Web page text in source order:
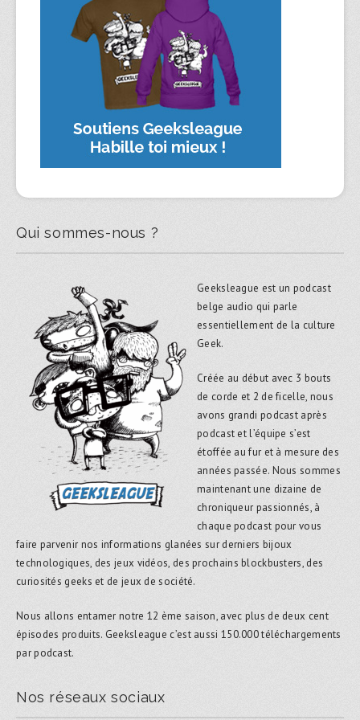
Qui sommes-nous ?
Geeksleague est un podcast
belge audio qui parle
essentiellement de la culture
Geek.
Créée au début avec 3 bouts
de corde et 2 de ficelle, nous
avons grandi podcast après
podcast et l’équipe s’est
étoffée au fur et à mesure des
années passée. Nous sommes
maintenant une dizaine de
chroniqueur passionnés, à
chaque podcast pour vous
faire parvenir nos informations glanées sur derniers bijoux
technologiques, des jeux vidéos, des prochains blockbusters, des
curiosités geeks et de jeux de société.
Nous allons entamer notre 12 ème saison, avec plus de deux cent
épisodes produits. Geeksleague c’est aussi 150.000 téléchargements
par podcast.
Nos réseaux sociaux